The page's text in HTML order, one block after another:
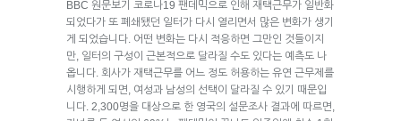
BBC 원문보기 코로나19 팬데믹으로 인해 재택근무가 일반화
되었다가 또 폐쇄됐던 일터가 다시 열리면서 많은 변화가 생기
게 되었습니다. 어떤 변화는 다시 적응하면 그만인 것들이지
만, 일터의 구성이 근본적으로 달라질 수도 있다는 예측도 나
옵니다. 회사가 재택근무를 어느 정도 허용하는 유연 근무제를
시행하게 되면, 여성과 남성의 선택이 달라질 수 있기 때문입
니다. 2,300명을 대상으로 한 영국의 설문조사 결과에 따르면,